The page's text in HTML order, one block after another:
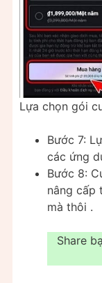
Lựa chọn gói
Bước 7:
các ứng
Bước 8:
nâng cấp
mà thôi .
Share